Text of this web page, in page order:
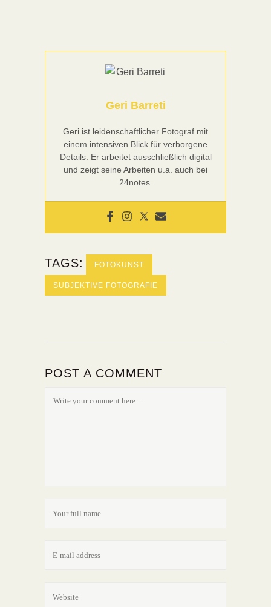
Geri Barreti
Geri ist leidenschaftlicher Fotograf mit
einem intensiven Blick für verborgene
Details. Er arbeitet ausschließlich digital
und zeigt seine Arbeiten u.a. auch bei
24notes.
TAGS: FOTOKUNST
SUBJEKTIVE FOTOGRAFIE
POST A COMMENT